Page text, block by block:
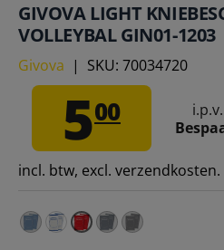
GIVOVA LIGHT
VOLLEYBAL GIN01-1203
Givova | SKU: 70034720
500
incl. btw, excl. verzendkosten.